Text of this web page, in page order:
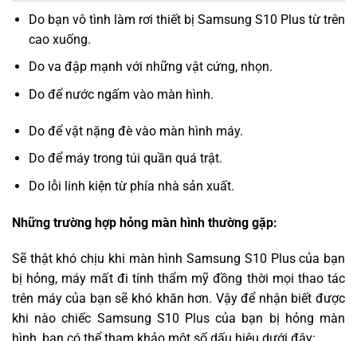
Do bạn vô tình làm rơi thiết bị Samsung S10 Plus từ trên
cao xuống.
Do va đập mạnh với những vật cứng, nhọn.
Do để nước ngấm vào màn hình.
Do để vật nặng đè vào màn hình máy.
Do để máy trong túi quần quá trật.
Do lỗi linh kiện từ phía nhà sản xuất.
Những trường hợp hỏng màn hình thường gặp:
Sẽ thật khó chịu khi màn hình Samsung S10 Plus của bạn
bị hỏng, máy mất đi tính thẩm mỹ đồng thời mọi thao tác
trên máy của bạn sẽ khó khăn hơn. Vậy để nhận biết được
khi nào chiếc Samsung S10 Plus của bạn bị hỏng màn